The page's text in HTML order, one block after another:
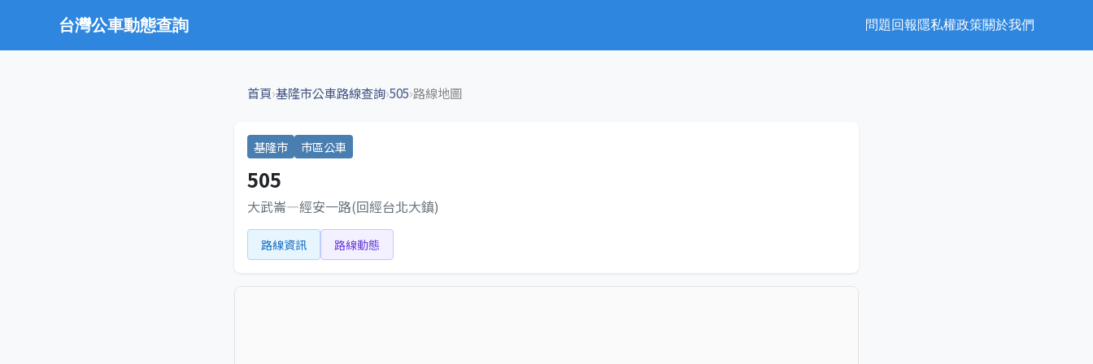
台灣公車動態查詢 問題回報隱私權政策關於我們
首頁›基隆市公車路線查詢›505›路線地圖
基隆市 市區公車
505
大武崙—經安一路(回經台北大鎮)
路線資訊 路線動態